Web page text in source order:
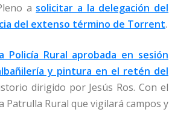
a solicitar a la delegación del
del extenso término de Torrent.
Rural aprobada en sesión
y pintura en el retén del
dirigido por Jesús Ros. Con el
Patrulla Rural que vigilará campos y